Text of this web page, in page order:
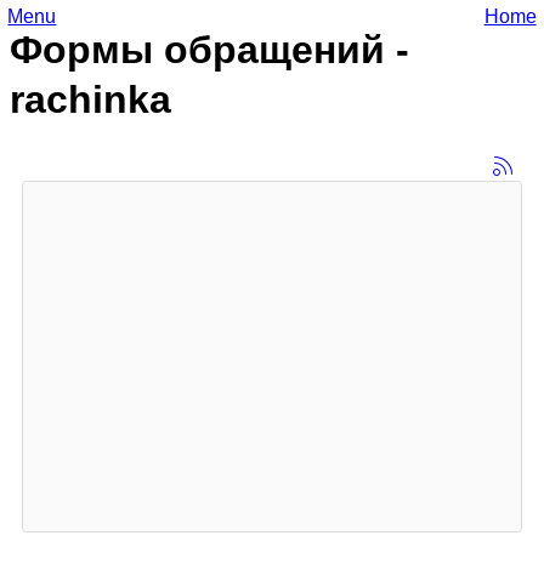
Формы обращений -
rachinka
Menu Home